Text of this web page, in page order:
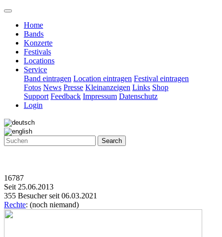
Home
Bands
Konzerte
Festivals
Locations
Service
Band eintragen Location eintragen Festival eintragen
Fotos News Presse Kleinanzeigen Links Shop
Support Feedback Impressum Datenschutz
Login
Search
16787
Seit 25.06.2013
355 Besucher seit 06.03.2021
Rechte: (noch niemand)